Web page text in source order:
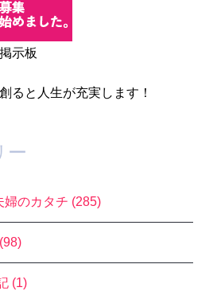
示板
ると人生が充実します！
ー
婦のカタチ (285)
(1)